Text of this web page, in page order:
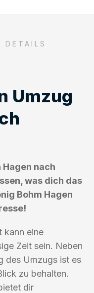
DETAILS
Umzug
Hagen nach
was dich das
Bohm Hagen
kann eine
Zeit sein. Neben
des Umzugs ist es
zu behalten.
dir